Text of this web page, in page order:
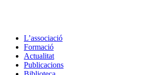
L’associació
Formació
Actualitat
Publicacions